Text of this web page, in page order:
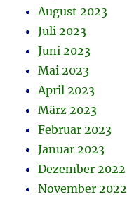
August 2023
Juli 2023
Juni 2023
Mai 2023
April 2023
März 2023
Februar 2023
Januar 2023
Dezember 2022
November 2022